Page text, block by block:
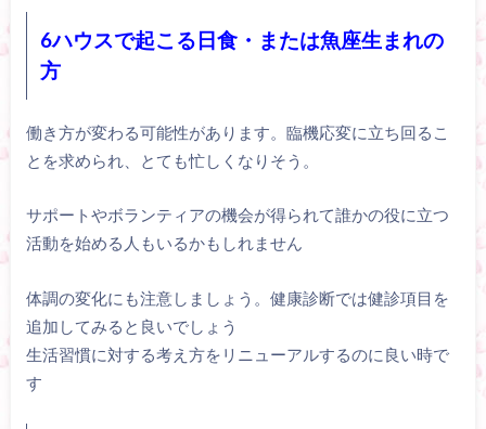
6ハウスで起こる日食・または魚座生まれの
方
働き方が変わる可能性があります。臨機応変に立ち回るこ
とを求められ、とても忙しくなりそう。
サポートやボランティアの機会が得られて誰かの役に立つ
活動を始める人もいるかもしれません
体調の変化にも注意しましょう。健康診断では健診項目を
追加してみると良いでしょう
生活習慣に対する考え方をリニューアルするのに良い時で
す